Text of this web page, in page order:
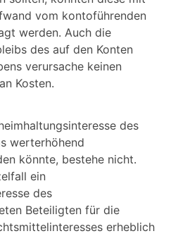
vom kontoführenden
werden. Auch die
des auf den Konten
verursache keinen
Kosten.
des
werterhöhend
könnte, bestehe nicht.
ein
des
Beteiligten für die
erheblich